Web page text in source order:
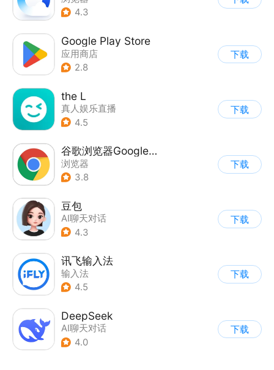
4.3
Google Play Store
应用商店
2.8
下载
the L
真人娱乐直播
| 兴趣社区
4.5
下载
谷歌浏览器Google Chrome
浏览器
3.8
下载
豆包
AI聊天对话
4.3
下载
讯飞输入法
输入法
4.5
下载
DeepSeek
AI聊天对话
4.0
下载